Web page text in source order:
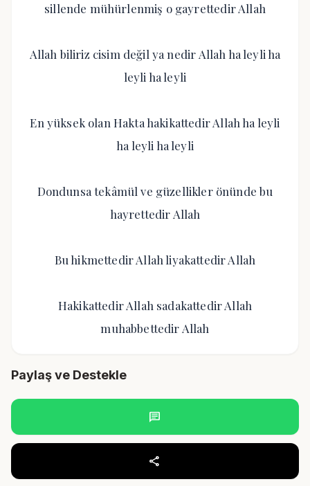
sillende mühürlenmiş o gayrettedir Allah
Allah biliriz cisim değil ya nedir Allah ha leyli ha
leyli ha leyli
En yüksek olan Hakta hakikattedir Allah ha leyli
ha leyli ha leyli
Dondunsa tekâmül ve güzellikler önünde bu
hayrettedir Allah
Bu hikmettedir Allah liyakattedir Allah
Hakikattedir Allah sadakattedir Allah
muhabbettedir Allah
Paylaş ve Destekle
chat
share